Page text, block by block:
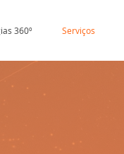
360º Serviços